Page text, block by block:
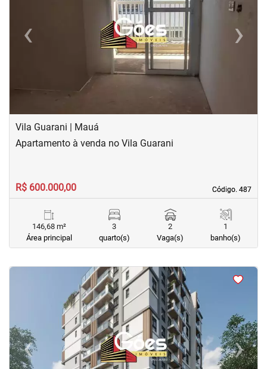
‹Previous ›Next
Vila Guarani | Mauá
Código. 487
Código. 487
Apartamento à venda no Vila Guarani
R$ 600.000,00
146,68 m²
Área principal
3
quarto(s)
2
Vaga(s)
1
banho(s)
<
‹Previous ›Next